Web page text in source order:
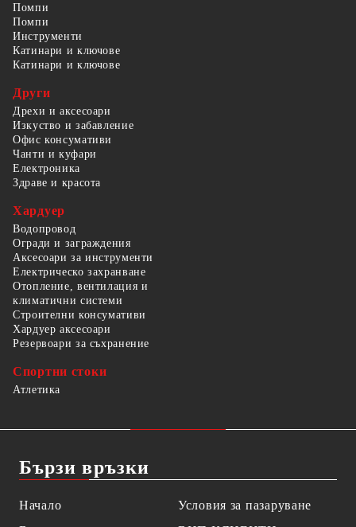
Помпи
Помпи
Инструменти
Катинари и ключове
Катинари и ключове
Други
Дрехи и аксесоари
Изкуство и забавление
Офис консумативи
Чанти и куфари
Електроника
Здраве и красота
Хардуер
Водопровод
Огради и заграждения
Аксесоари за инструменти
Електрическо захранване
Отопление, вентилация и
климатични системи
Строителни консумативи
Хардуер аксесоари
Резервоари за съхранение
Спортни стоки
Атлетика
Бързи връзки
Начало
Условия за пазаруване